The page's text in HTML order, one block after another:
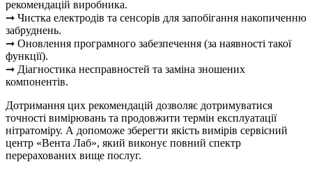
рекомендацій виробника.
➞ Чистка електродів та сенсорів для запобігання накопиченню
забруднень.
➞ Оновлення програмного забезпечення (за наявності такої
функції).
➞ Діагностика несправностей та заміна зношених
компонентів.
Дотримання цих рекомендацій дозволяє дотримуватися
точності вимірювань та продовжити термін експлуатації
нітратоміру. А допоможе зберегти якість вимірів сервісний
центр «Вента Лаб», який виконує повний спектр
перерахованих вище послуг.